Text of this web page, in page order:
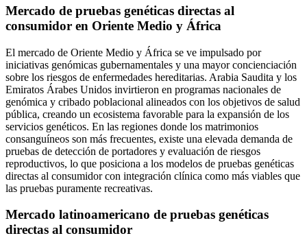
Mercado de pruebas genéticas directas al
consumidor en Oriente Medio y África
El mercado de Oriente Medio y África se ve impulsado por
iniciativas genómicas gubernamentales y una mayor concienciación
sobre los riesgos de enfermedades hereditarias. Arabia Saudita y los
Emiratos Árabes Unidos invirtieron en programas nacionales de
genómica y cribado poblacional alineados con los objetivos de salud
pública, creando un ecosistema favorable para la expansión de los
servicios genéticos. En las regiones donde los matrimonios
consanguíneos son más frecuentes, existe una elevada demanda de
pruebas de detección de portadores y evaluación de riesgos
reproductivos, lo que posiciona a los modelos de pruebas genéticas
directas al consumidor con integración clínica como más viables que
las pruebas puramente recreativas.
Mercado latinoamericano de pruebas genéticas
directas al consumidor